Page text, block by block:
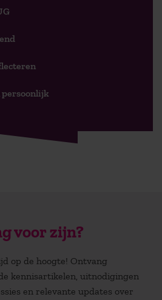
voor zijn?
op de hoogte! Ontvang
kennisartikelen, uitnodigingen
en relevante updates over